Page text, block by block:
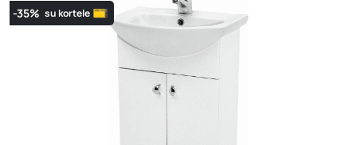
-35% su kortele